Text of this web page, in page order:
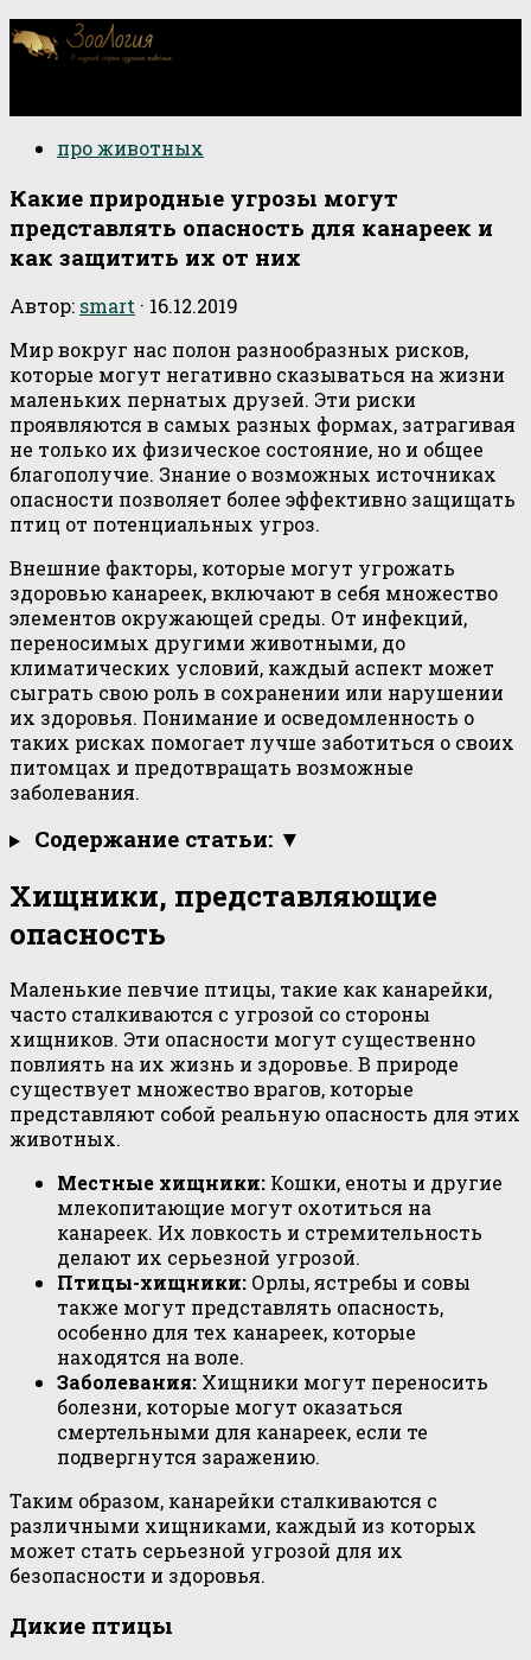
про животных
Какие природные угрозы могут
представлять опасность для канареек и
как защитить их от них
Автор: smart · 16.12.2019
Мир вокруг нас полон разнообразных рисков,
которые могут негативно сказываться на жизни
маленьких пернатых друзей. Эти риски
проявляются в самых разных формах, затрагивая
не только их физическое состояние, но и общее
благополучие. Знание о возможных источниках
опасности позволяет более эффективно защищать
птиц от потенциальных угроз.
Внешние факторы, которые могут угрожать
здоровью канареек, включают в себя множество
элементов окружающей среды. От инфекций,
переносимых другими животными, до
климатических условий, каждый аспект может
сыграть свою роль в сохранении или нарушении
их здоровья. Понимание и осведомленность о
таких рисках помогает лучше заботиться о своих
питомцах и предотвращать возможные
заболевания.
Содержание статьи: ▼
Хищники, представляющие
опасность
Маленькие певчие птицы, такие как канарейки,
часто сталкиваются с угрозой со стороны
хищников. Эти опасности могут существенно
повлиять на их жизнь и здоровье. В природе
существует множество врагов, которые
представляют собой реальную опасность для этих
животных.
Местные хищники: Кошки, еноты и другие
млекопитающие могут охотиться на
канареек. Их ловкость и стремительность
делают их серьезной угрозой.
Птицы-хищники: Орлы, ястребы и совы
также могут представлять опасность,
особенно для тех канареек, которые
находятся на воле.
Заболевания: Хищники могут переносить
болезни, которые могут оказаться
смертельными для канареек, если те
подвергнутся заражению.
Таким образом, канарейки сталкиваются с
различными хищниками, каждый из которых
может стать серьезной угрозой для их
безопасности и здоровья.
Дикие птицы